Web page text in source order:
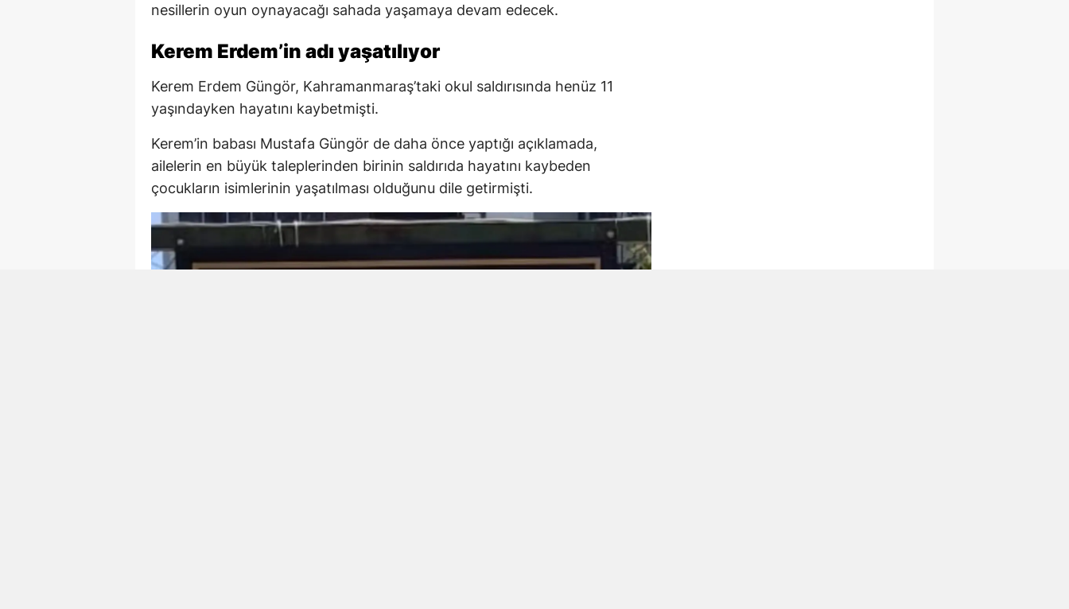
nesillerin oyun oynayacağı sahada yaşamaya devam edecek.
Kerem Erdem’in adı yaşatılıyor
Kerem Erdem Güngör, Kahramanmaraş’taki okul saldırısında henüz 11
yaşındayken hayatını kaybetmişti.
Kerem’in babası Mustafa Güngör de daha önce yaptığı açıklamada,
ailelerin en büyük taleplerinden birinin saldırıda hayatını kaybeden
çocukların isimlerinin yaşatılması olduğunu dile getirmişti.